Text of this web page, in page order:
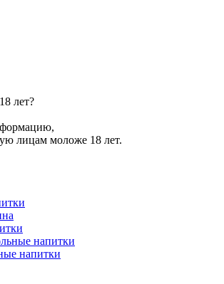
лет?
лицам моложе 18 лет.
напитки
напитки